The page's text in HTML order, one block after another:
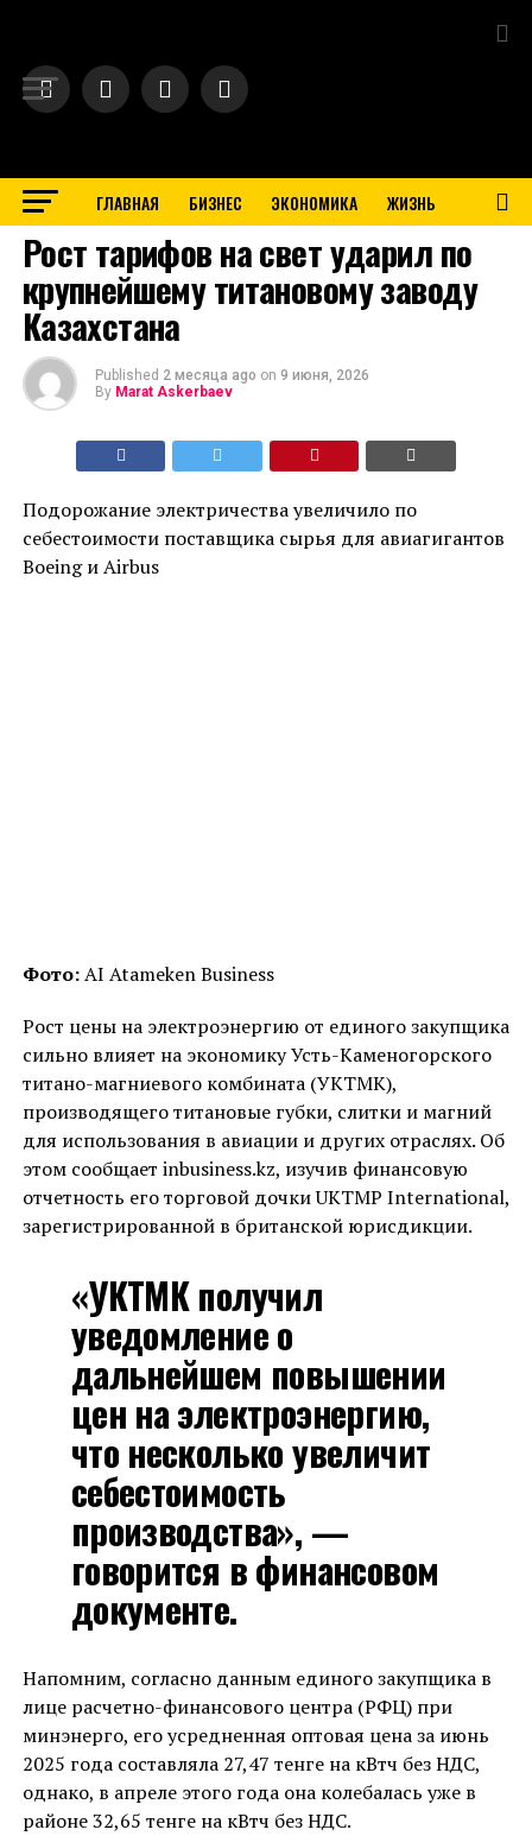
ГЛАВНАЯ БИЗНЕС ЭКОНОМИКА ЖИЗНЬ
BUSINESS
Рост тарифов на свет ударил по
крупнейшему титановому заводу
Казахстана
Published 2 месяца ago on 9 июня, 2026
By Marat Askerbaev
Подорожание электричества увеличило по
себестоимости поставщика сырья для авиагигантов
Boeing и Airbus
Фото:AI Atameken Business
Рост цены на электроэнергию от единого закупщика
сильно влияет на экономику Усть-Каменогорского
титано-магниевого комбината (УКТМК),
производящего титановые губки, слитки и магний
для использования в авиации и других отраслях. Об
этом сообщает inbusiness.kz, изучив финансовую
отчетность его торговой дочки UKTMP International,
зарегистрированной в британской юрисдикции.
«УКТМК получил
уведомление о
дальнейшем повышении
цен на электроэнергию,
что несколько увеличит
себестоимость
производства», —
говорится в финансовом
документе.
Напомним, согласно данным единого закупщика в
лице расчетно-финансового центра (РФЦ) при
минэнерго, его усредненная оптовая цена за июнь
2025 года составляла 27,47 тенге на кВтч без НДС,
однако, в апреле этого года она колебалась уже в
районе 32,65 тенге на кВтч без НДС.